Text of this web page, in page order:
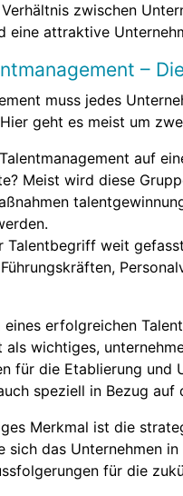
zwischen
eine attraktive
–
muss jedes
geht es meist um
auf
Meist wird diese
Talentbegriff weit
eines erfolgreichen
als wichtiges,
für die Etablierung
speziell in Bezug
Merkmal ist die
sich das Unternehmen
für die